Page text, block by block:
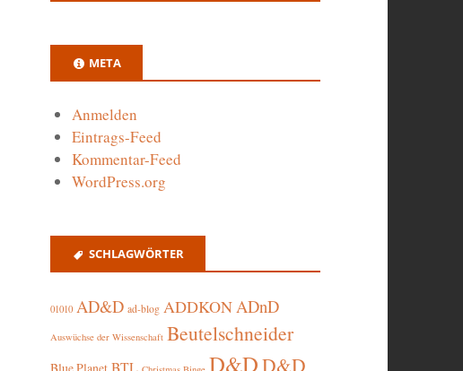
META
Anmelden
Eintrags-Feed
Kommentar-Feed
WordPress.org
SCHLAGWÖRTER
01010 AD&D ad-blog ADDKONADnD
Auswüchse der Wissenschaft Beutelschneider
D&DD&D